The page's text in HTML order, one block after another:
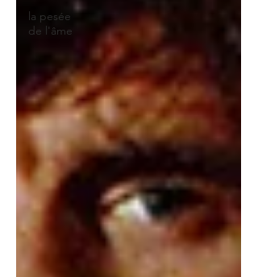
la pesée
de l'âme